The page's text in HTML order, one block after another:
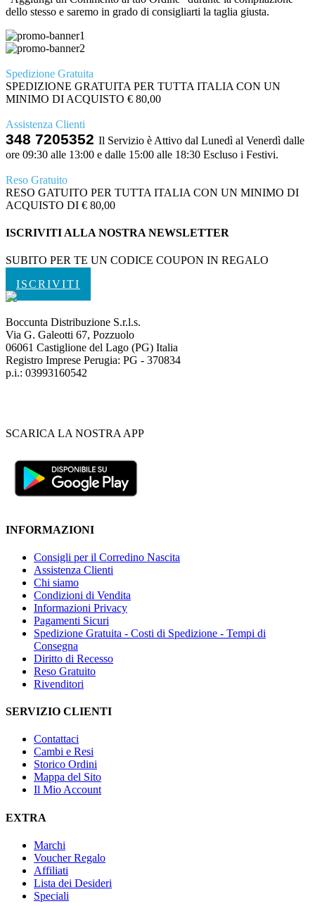
dello stesso e saremo in grado di consigliarti la taglia giusta.
Spedizione Gratuita
SPEDIZIONE GRATUITA PER TUTTA ITALIA CON UN
MINIMO DI ACQUISTO € 80,00
Assistenza Clienti
348 7205352 Il Servizio è Attivo dal Lunedì al Venerdì dalle
ore 09:30 alle 13:00 e dalle 15:00 alle 18:30 Escluso i Festivi.
Reso Gratuito
RESO GATUITO PER TUTTA ITALIA CON UN MINIMO DI
ACQUISTO DI € 80,00
ISCRIVITI ALLA NOSTRA NEWSLETTER
SUBITO PER TE UN CODICE COUPON IN REGALO
ISCRIVITI
Boccunta Distribuzione S.r.l.s.
Via G. Galeotti 67, Pozzuolo
06061 Castiglione del Lago (PG) Italia
Registro Imprese Perugia: PG - 370834
p.i.: 03993160542
SCARICA LA NOSTRA APP
INFORMAZIONI
Consigli per il Corredino Nascita
Assistenza Clienti
Chi siamo
Condizioni di Vendita
Informazioni Privacy
Pagamenti Sicuri
Spedizione Gratuita - Costi di Spedizione - Tempi di
Consegna
Diritto di Recesso
Reso Gratuito
Rivenditori
SERVIZIO CLIENTI
Contattaci
Cambi e Resi
Storico Ordini
Mappa del Sito
Il Mio Account
EXTRA
Marchi
Voucher Regalo
Affiliati
Lista dei Desideri
Speciali